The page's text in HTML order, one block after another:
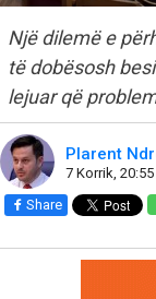
Një dilemë e
të dobësosh
lejuar që
Plarent
7 Korrik, 20:55
Share